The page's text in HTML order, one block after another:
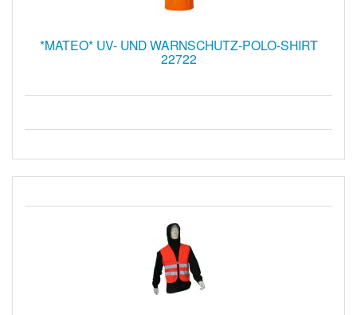
*MATEO* UV- UND WARNSCHUTZ-POLO-SHIRT
22722